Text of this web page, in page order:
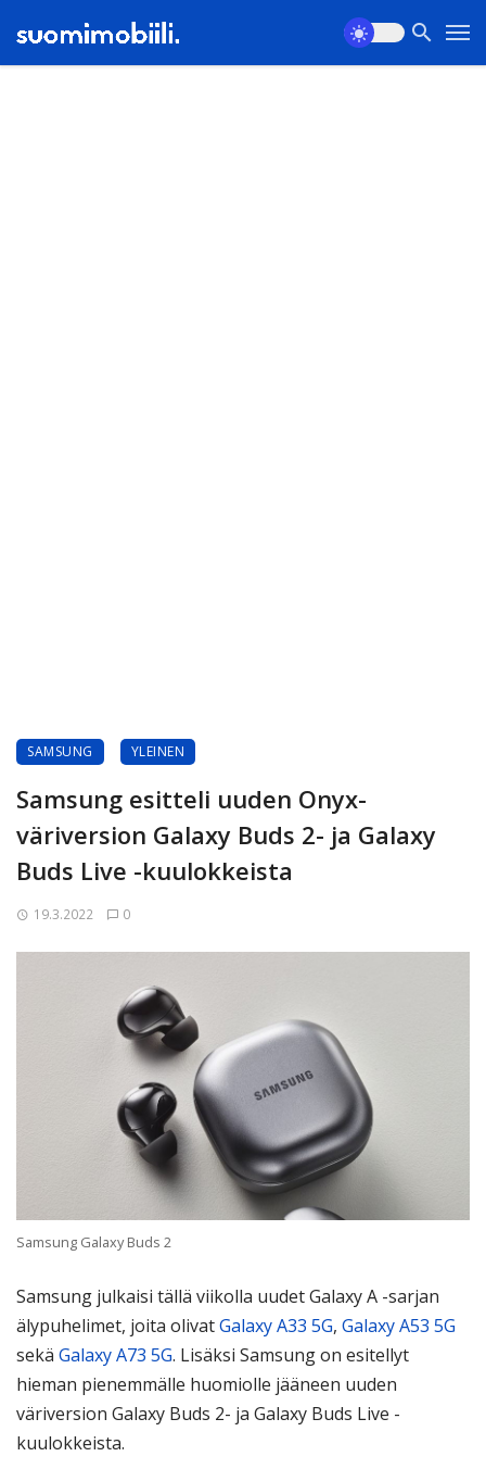
SAMSUNG YLEINEN
Samsung esitteli uuden Onyx-
väriversion Galaxy Buds 2- ja Galaxy
Buds Live -kuulokkeista
19.3.2022 0
Samsung Galaxy Buds 2
Samsung julkaisi tällä viikolla uudet Galaxy A -sarjan
älypuhelimet, joita olivatGalaxy A33 5G, Galaxy A53 5G
sekä Galaxy A73 5G. Lisäksi Samsung on esitellyt
hieman pienemmälle huomiolle jääneen uuden
väriversion Galaxy Buds 2- ja Galaxy Buds Live -
kuulokkeista.